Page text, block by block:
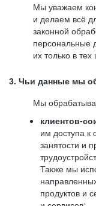
Мы уважаем
и делаем всё
законной
персональные
их только в
3. Чьи данные мы
Мы
клиентов-
им доступа к
занятости и
Также мы
продуктов и